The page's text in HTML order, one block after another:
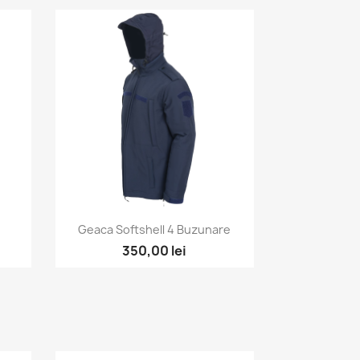
Vizualizare rapida
Geaca Softshell 4 Buzunare
350,00 lei